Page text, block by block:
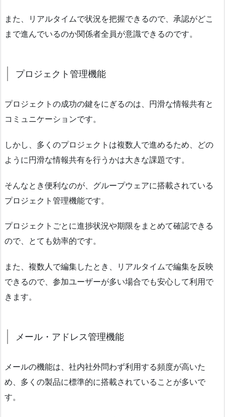
また、リアルタイムで状況を把握できるので、承認がどこ
まで進んでいるのか関係者全員が意識できるのです。
プロジェクト管理機能
プロジェクトの成功の鍵をにぎるのは、円滑な情報共有と
コミュニケーションです。
しかし、多くのプロジェクトは複数人で進めるため、どの
ように円滑な情報共有を行うかは大きな課題です。
そんなとき便利なのが、グループウェアに搭載されている
プロジェクト管理機能です。
プロジェクトごとに進捗状況や期限をまとめて確認できる
ので、とても効率的です。
また、複数人で編集したとき、リアルタイムで編集を反映
できるので、参加ユーザーが多い場合でも安心して利用で
きます。
メール・アドレス管理機能
メールの機能は、社内社外問わず利用する頻度が高いた
め、多くの製品に標準的に搭載されていることが多いで
す。